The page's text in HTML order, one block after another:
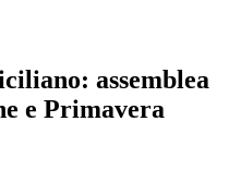
assemblea
e Primavera